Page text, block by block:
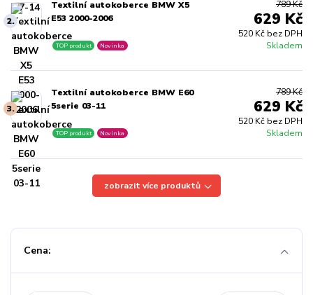
2.
Textilní autokoberce BMW X5
E53 2000-2006
Skladem
TOP produkt Novinka
789 Kč
629 Kč
520 Kč bez DPH
3.
Textilní autokoberce BMW E60
5serie 03-11
Skladem
TOP produkt Novinka
789 Kč
629 Kč
520 Kč bez DPH
zobrazit více produktů
Cena: